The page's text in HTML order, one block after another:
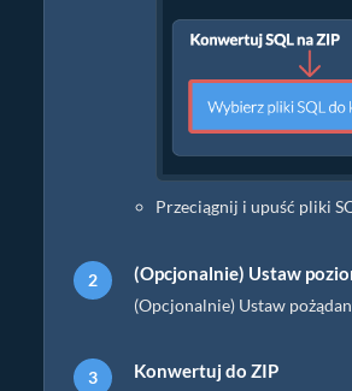
Przeciągnij i upuść pliki
(Opcjonalnie) Ustaw
(Opcjonalnie) Ustaw
Konwertuj do ZIP